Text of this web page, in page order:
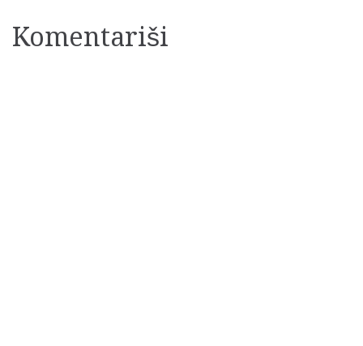
Komentariši